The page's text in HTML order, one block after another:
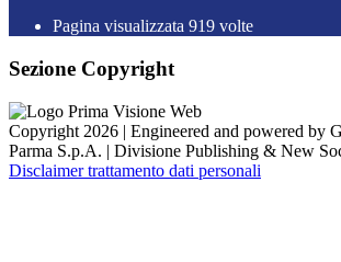
Pagina visualizzata 919 volte
Sezione Copyright
Copyright 2026 | Engineered and powered by
Parma S.p.A. | Divisione Publishing & New
Disclaimer trattamento dati personali